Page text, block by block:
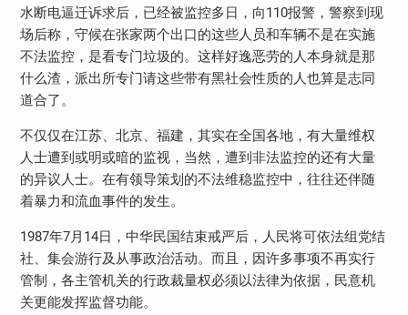
水断电逼迁诉求后，已经被监控多日，向110报警，警察到现
场后称，守候在张家两个出口的这些人员和车辆不是在实施
不法监控，是看专门垃圾的。这样好逸恶劳的人本身就是那
什么渣，派出所专门请这些带有黑社会性质的人也算是志同
道合了。
不仅仅在江苏、北京、福建，其实在全国各地，有大量维权
人士遭到或明或暗的监视，当然，遭到非法监控的还有大量
的异议人士。在有领导策划的不法维稳监控中，往往还伴随
着暴力和流血事件的发生。
1987年7月14日，中华民国结束戒严后，人民将可依法组党结
社、集会游行及从事政治活动。而且，因许多事项不再实行
管制，各主管机关的行政裁量权必须以法律为依据，民意机
关更能发挥监督功能。